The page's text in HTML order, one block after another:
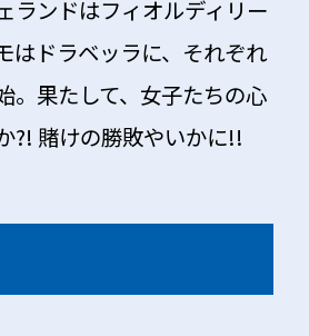
ランドはフィオルディリー
はドラベッラに、それぞれ
。果たして、女子たちの心
?! 賭けの勝敗やいかに!!